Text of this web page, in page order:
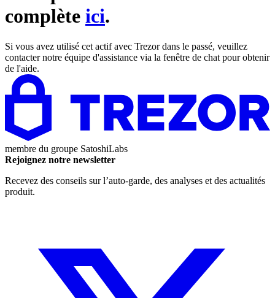
complète ici.
Si vous avez utilisé cet actif avec Trezor dans le passé, veuillez
contacter notre équipe d'assistance via la fenêtre de chat pour obtenir
de l'aide.
membre du groupe SatoshiLabs
Rejoignez notre newsletter
Recevez des conseils sur l’auto-garde, des analyses et des actualités
produit.